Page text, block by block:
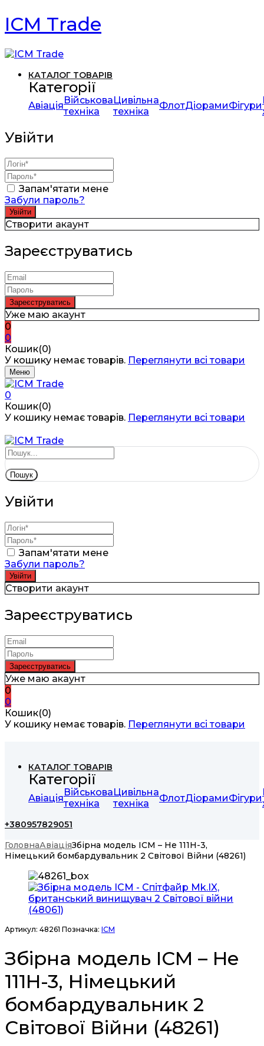
ICM Trade
КАТАЛОГ ТОВАРІВ
Категорії
АвіаціяВійськова
техніка
Цивільна
техніка
ФлотДіорамиФігури
Увійти
Запам'ятати мене
Забули пароль?
Створити акаунт
Зареєструватись
Уже маю акаунт
0
0
Кошик(0)
У кошику немає товарів. Переглянути всі товари
Меню
0
Кошик(0)
У кошику немає товарів. Переглянути всі товари
Пошук
Увійти
Запам'ятати мене
Забули пароль?
Створити акаунт
Зареєструватись
Уже маю акаунт
0
0
Кошик(0)
У кошику немає товарів. Переглянути всі товари
КАТАЛОГ ТОВАРІВ
Категорії
АвіаціяВійськова
техніка
Цивільна
техніка
ФлотДіорамиФігури
+380957829051
ГоловнаАвіаціяЗбірна модель ICM – He 111H-3,
Німецький бомбардувальник 2 Світової Війни (48261)
Артикул: 48261 Позначка: ICM
Збірна модель ICM – He
111H-3, Німецький
бомбардувальник 2
Світової Війни (48261)